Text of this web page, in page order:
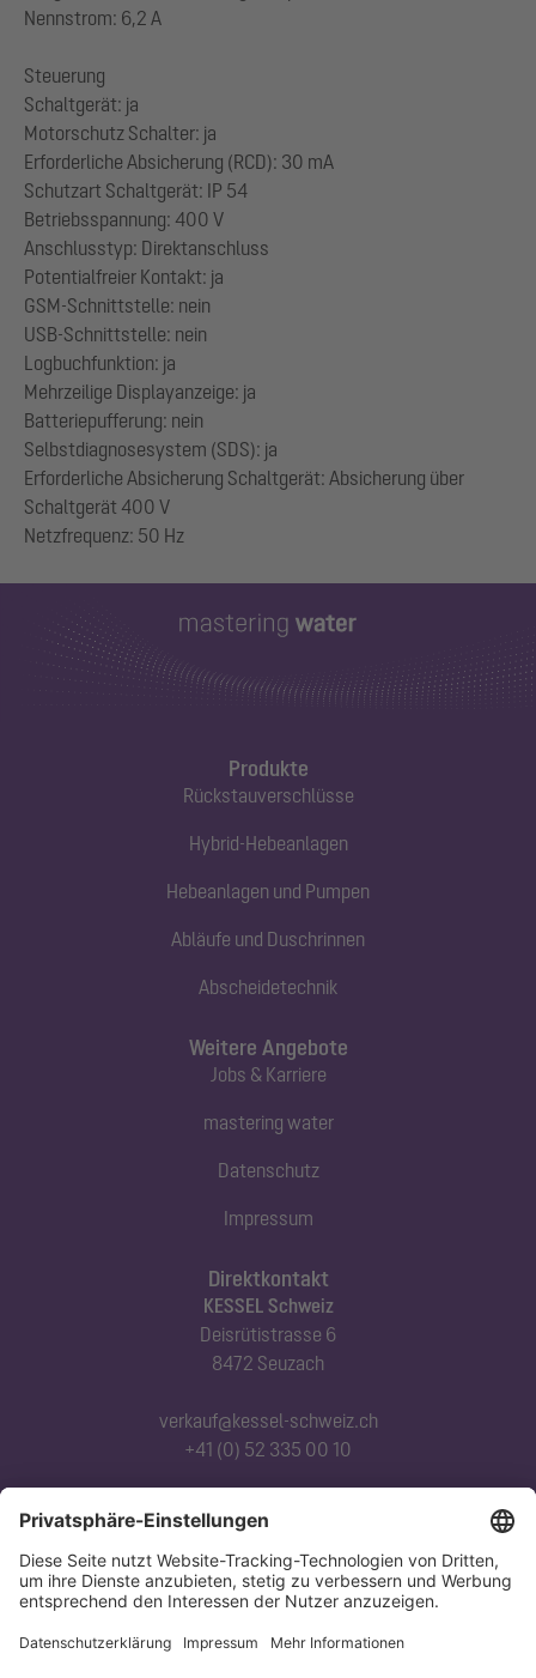
Nennstrom: 6,2 A
Steuerung
Schaltgerät: ja
Motorschutz Schalter: ja
Erforderliche Absicherung (RCD): 30 mA
Schutzart Schaltgerät: IP 54
Betriebsspannung: 400 V
Anschlusstyp: Direktanschluss
Potentialfreier Kontakt: ja
GSM-Schnittstelle: nein
USB-Schnittstelle: nein
Logbuchfunktion: ja
Mehrzeilige Displayanzeige: ja
Batteriepufferung: nein
Selbstdiagnosesystem (SDS): ja
Erforderliche Absicherung Schaltgerät: Absicherung über
Schaltgerät 400 V
Produkte
Rückstauverschlüsse
Hybrid-Hebeanlagen
Hebeanlagen und Pumpen
Abläufe und Duschrinnen
Abscheidetechnik
Direktkontakt
KESSEL Schweiz
Deisrütistrasse 6
8472 Seuzach
verkauf@kessel-schweiz.ch
+41 (0) 52 335 00 10
Abonnieren Sie unseren Newsletter
Jetzt anmelden
Weitere Angebote
Jobs & Karriere
mastering water
Datenschutz
Impressum